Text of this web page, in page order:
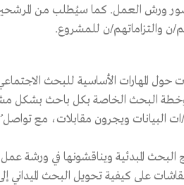
ورش العمل. كما سيُطلب من
ن والتزاماتهم/ن للمشروع.
في بيروت حول المهارات الأساسية للبحث
البحث الخاصة بكل باحث بشكل
ات المشاركون/ات البيانات ويجرون مقابلات،
ات نتائج البحث المبدئية ويناقشونها في ورشة
على كيفية تحويل البحث الميداني